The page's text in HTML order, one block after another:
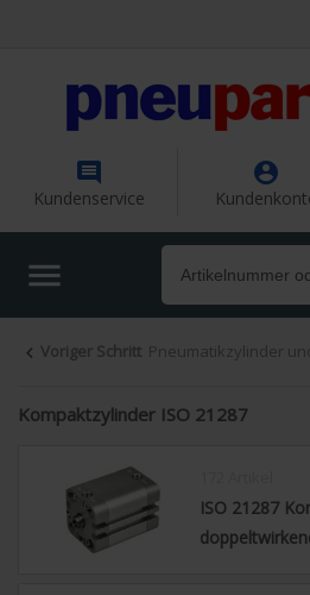

Kundenservice


 Voriger Schritt Pneumatikzylinder
Kompaktzylinder ISO 21287
ISO 21287